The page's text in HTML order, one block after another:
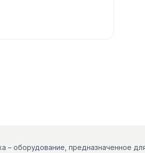
– оборудование, предназначенное